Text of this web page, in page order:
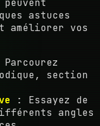
astuces
améliorer vos
section
: Essayez de
angles